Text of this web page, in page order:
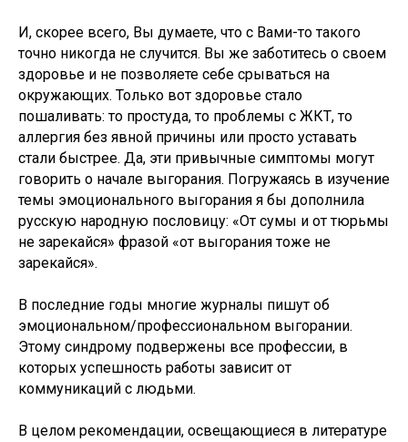
И, скорее всего, Вы думаете, что с Вами-то такого
точно никогда не случится. Вы же заботитесь о своем
здоровье и не позволяете себе срываться на
окружающих. Только вот здоровье стало
пошаливать: то простуда, то проблемы с ЖКТ, то
аллергия без явной причины или просто уставать
стали быстрее. Да, эти привычные симптомы могут
говорить о начале выгорания. Погружаясь в изучение
темы эмоционального выгорания я бы дополнила
русскую народную пословицу: «От сумы и от тюрьмы
не зарекайся» фразой «от выгорания тоже не
зарекайся».
В последние годы многие журналы пишут об
эмоциональном/профессиональном выгорании.
Этому синдрому подвержены все профессии, в
которых успешность работы зависит от
коммуникаций с людьми.
В целом рекомендации, освещающиеся в литературе